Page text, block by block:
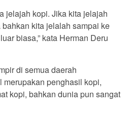
jelajah kopi. Jika kita jelajah
kita jelalah sampai ke
biasa,” kata Herman Deru
di semua daerah
merupakan penghasil kopi,
kopi, bahkan dunia pun sangat